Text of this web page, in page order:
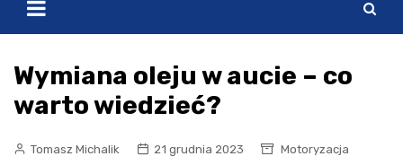
Wymiana oleju w aucie – co
warto wiedzieć?
Tomasz Michalik 21 grudnia 2023 Motoryzacja